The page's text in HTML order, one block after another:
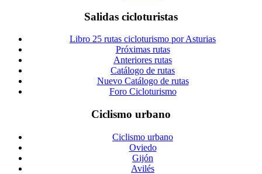
Salidas cicloturistas
Libro 25 rutas cicloturismo por Asturias
Próximas rutas
Anteriores rutas
Catálogo de rutas
Nuevo Catálogo de rutas
Foro Cicloturismo
Ciclismo urbano
Ciclismo urbano
Oviedo
Gijón
Avilés